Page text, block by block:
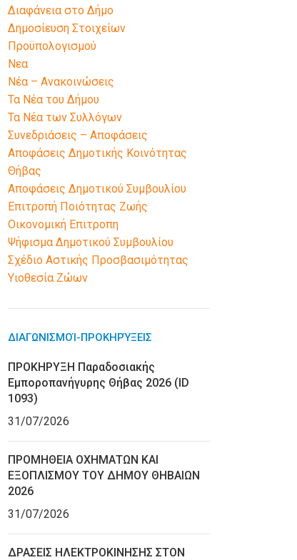
Διαφάνεια στο Δήμο
Δημοσίευση Στοιχείων
Προϋπολογισμού
Νεα
Νέα – Ανακοινώσεις
Τα Νέα του Δήμου
Τα Νέα των Συλλόγων
Συνεδριάσεις – Αποφάσεις
Αποφάσεις Δημοτικής Κοινότητας
Θήβας
Αποφάσεις Δημοτικού Συμβουλίου
Επιτροπή Ποιότητας Ζωής
Οικονομική Επιτροπη
Ψήφισμα Δημοτικού Συμβουλίου
Σχέδιο Αστικής Προσβασιμότητας
Υιοθεσία Ζώων
ΔΙΑΓΩΝΙΣΜΟΊ-ΠΡΟΚΗΡΎΞΕΙΣ
ΠΡΟΚΗΡΥΞΗ Παραδοσιακής
Εμποροπανήγυρης Θήβας 2026 (ID
1093)
31/07/2026
ΠΡΟΜΗΘΕΙΑ ΟΧΗΜΑΤΩΝ ΚΑΙ
ΕΞΟΠΛΙΣΜΟΥ ΤΟΥ ΔΗΜΟΥ ΘΗΒΑΙΩΝ
2026
31/07/2026
ΔΡΑΣΕΙΣ ΗΛΕΚΤΡΟΚΙΝΗΣΗΣ ΣΤΟΝ